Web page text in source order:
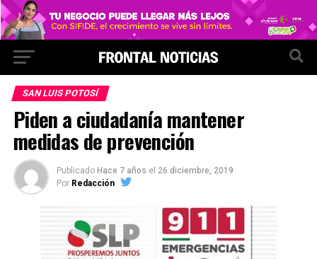
SAN LUIS POTOSÍ
Piden a ciudadanía mantener
medidas de prevención
Publicado Hace 7 años el 26 diciembre, 2019
Por Redacción